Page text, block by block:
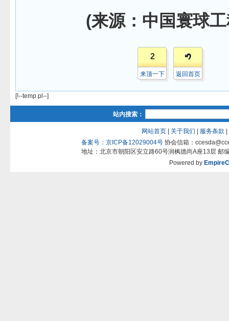
(来源：中国寰球
2
来顶一下 返回首页
[!--temp.pl--]
站内搜索：
网站首页 关于我们 服务条款
备案号：京ICP备12029004号协会信箱：
地址：北京市朝阳区安立路60号润枫德尚A座13层
Powered by